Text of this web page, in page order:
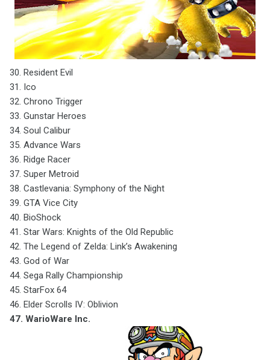
30. Resident Evil
31. Ico
32. Chrono Trigger
33. Gunstar Heroes
34. Soul Calibur
35. Advance Wars
36. Ridge Racer
37. Super Metroid
38. Castlevania: Symphony of the Night
39. GTA Vice City
40. BioShock
41. Star Wars: Knights of the Old Republic
42. The Legend of Zelda: Link’s Awakening
43. God of War
44. Sega Rally Championship
45. StarFox 64
46. Elder Scrolls IV: Oblivion
47. WarioWare Inc.